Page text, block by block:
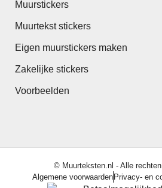
Muurstickers
Muurtekst stickers
Eigen muurstickers maken
Zakelijke stickers
Voorbeelden
© Muurteksten.nl - Alle
Algemene voorwaarden Privacy- en